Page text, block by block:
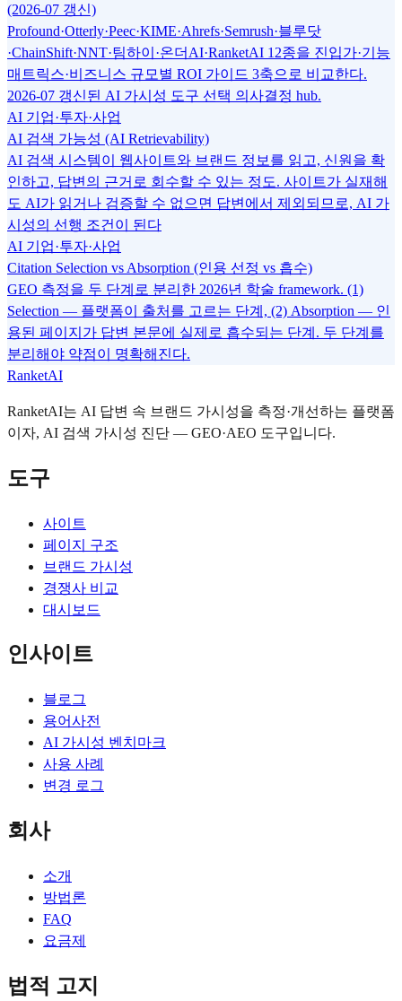
(2026-07 갱신)
Profound·Otterly·Peec·KIME·Ahrefs·Semrush·블루닷
·ChainShift·NNT·팀하이·온더AI·RanketAI 12종을 진입가·기능
매트릭스·비즈니스 규모별 ROI 가이드 3축으로 비교한다.
2026-07 갱신된 AI 가시성 도구 선택 의사결정 hub.
AI 기업·투자·사업
AI 검색 가능성 (AI Retrievability)
AI 검색 시스템이 웹사이트와 브랜드 정보를 읽고, 신원을 확
인하고, 답변의 근거로 회수할 수 있는 정도. 사이트가 실재해
도 AI가 읽거나 검증할 수 없으면 답변에서 제외되므로, AI 가
시성의 선행 조건이 된다
AI 기업·투자·사업
Citation Selection vs Absorption (인용 선정 vs 흡수)
GEO 측정을 두 단계로 분리한 2026년 학술 framework. (1)
Selection — 플랫폼이 출처를 고르는 단계, (2) Absorption — 인
용된 페이지가 답변 본문에 실제로 흡수되는 단계. 두 단계를
분리해야 약점이 명확해진다.
RanketAI
RanketAI는 AI 답변 속 브랜드 가시성을 측정·개선하는 플랫폼
이자, AI 검색 가시성 진단 — GEO·AEO 도구입니다.
도구
사이트
페이지 구조
브랜드 가시성
경쟁사 비교
대시보드
인사이트
블로그
용어사전
AI 가시성 벤치마크
사용 사례
변경 로그
회사
소개
방법론
FAQ
요금제
법적 고지